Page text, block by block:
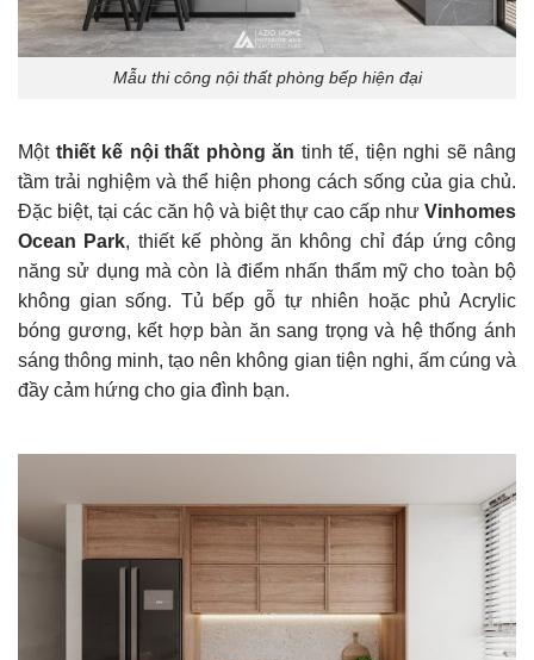
Mẫu thi công nội thất phòng bếp hiện đại
Một thiết kế nội thất phòng ăn tinh tế, tiện nghi sẽ nâng
tầm trải nghiệm và thể hiện phong cách sống của gia chủ.
Đặc biệt, tại các căn hộ và biệt thự cao cấp như Vinhomes
Ocean Park, thiết kế phòng ăn không chỉ đáp ứng công
năng sử dụng mà còn là điểm nhấn thẩm mỹ cho toàn bộ
không gian sống. Tủ bếp gỗ tự nhiên hoặc phủ Acrylic
bóng gương, kết hợp bàn ăn sang trọng và hệ thống ánh
sáng thông minh, tạo nên không gian tiện nghi, ấm cúng và
đầy cảm hứng cho gia đình bạn.